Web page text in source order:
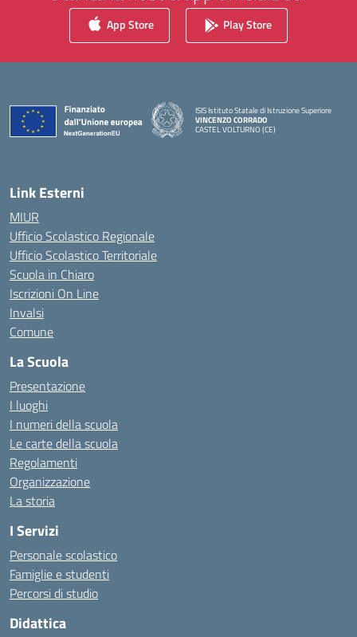
App Store Play Store
ISIS Istituto Statale di Istruzione Superiore
VINCENZO CORRADO
CASTEL VOLTURNO (CE)
Link Esterni
MIUR
Ufficio Scolastico Regionale
Ufficio Scolastico Territoriale
Scuola in Chiaro
Iscrizioni On Line
Invalsi
Comune
La Scuola
Presentazione
I luoghi
I numeri della scuola
Le carte della scuola
Regolamenti
Organizzazione
La storia
I Servizi
Personale scolastico
Famiglie e studenti
Percorsi di studio
Didattica